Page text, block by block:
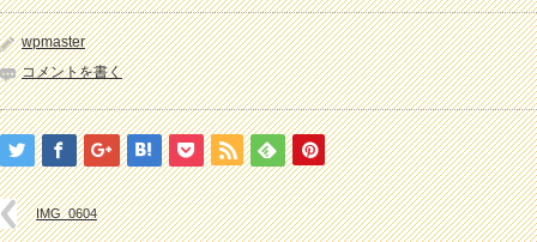
wpmaster
コメントを書く
IMG_0604